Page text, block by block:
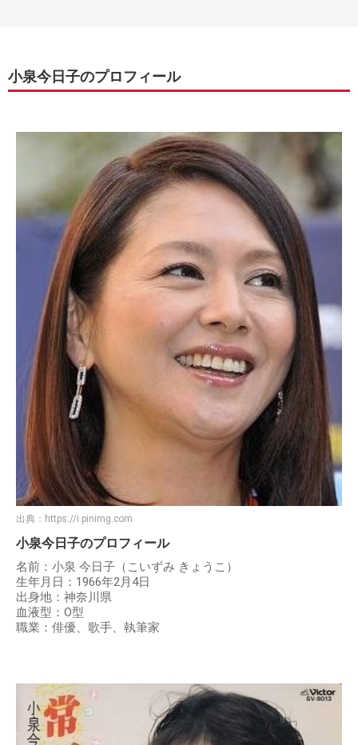
小泉今日子のプロフィール
出典： https://i.pinimg.com
小泉今日子のプロフィール
名前：小泉 今日子（こいずみ きょうこ）
生年月日：1966年2月4日
出身地：神奈川県
血液型：O型
職業：俳優、歌手、執筆家